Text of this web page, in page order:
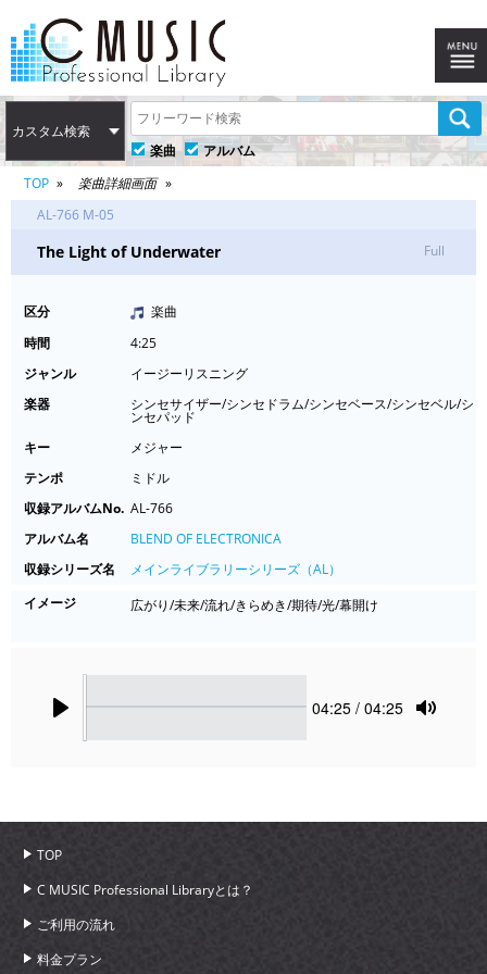
カスタム検索
楽曲
アルバム
TOP
楽曲詳細画面
AL-766 M-05
The Light of Underwater Full
区分
楽曲
時間
4:25
ジャンル
イージーリスニング
楽器
シンセサイザー/シンセドラム/シンセベース/シンセベル/シ
ンセパッド
キー
メジャー
テンポ
ミドル
収録アルバムNo. AL-766
アルバム名
BLEND OF ELECTRONICA
収録シリーズ名
メインライブラリーシリーズ（AL）
イメージ
広がり/未来/流れ/きらめき/期待/光/幕開け
Current
04:25 / 04:25
TOP
C MUSIC Professional Libraryとは？
ご利用の流れ
料金プラン